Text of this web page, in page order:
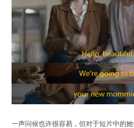
一声问候也许很容易，但对于短片中的